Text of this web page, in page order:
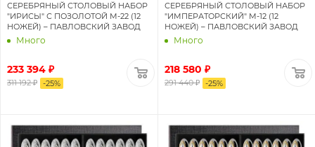
СЕРЕБРЯНЫЙ СТОЛОВЫЙ НАБОР
"ИРИСЫ" С ПОЗОЛОТОЙ М-22 (12
НОЖЕЙ) – ПАВЛОВСКИЙ ЗАВОД
Много
233 394 ₽
311 192 ₽ -25%
СЕРЕБРЯНЫЙ СТОЛОВЫЙ НАБОР
"ИМПЕРАТОРСКИЙ" М-12 (12
НОЖЕЙ) – ПАВЛОВСКИЙ ЗАВОД
Много
218 580 ₽
291 440 ₽ -25%